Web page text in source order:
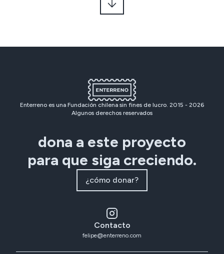
Enterreno es una Fundación chilena sin fines de lucro. 2015 - 2026
Algunos derechos reservados
dona a este proyecto
para que siga creciendo.
¿cómo donar?
Contacto
felipe@enterreno.com